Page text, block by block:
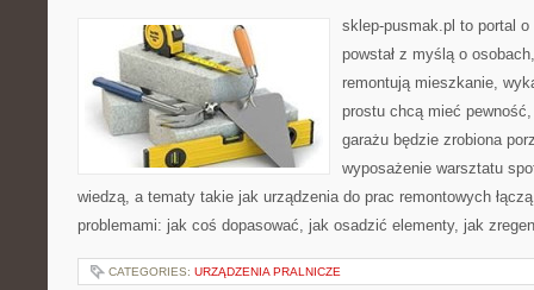
sklep-pusmak.pl to portal
powstał z myślą o
remontują mieszkanie,
prostu chcą mieć
garażu będzie zrobiona
wyposażenie warsztatu
wiedzą, a tematy takie jak urządzenia do prac remontowych
problemami: jak coś dopasować, jak osadzić elementy, jak
CATEGORIES: URZĄDZENIA PRALNICZE